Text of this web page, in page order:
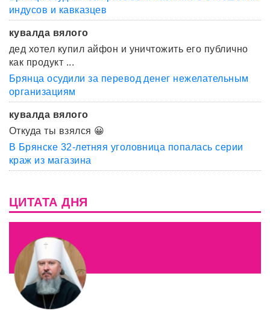
индусов и кавказцев
кувалда вялого
дед хотел купил айфон и уничтожить его публично
как продукт ...
Брянца осудили за перевод денег нежелательным
организациям
кувалда вялого
Откуда ты взялся 😀
В Брянске 32-летняя уголовница попалась серии
краж из магазина
ЦИТАТА ДНЯ